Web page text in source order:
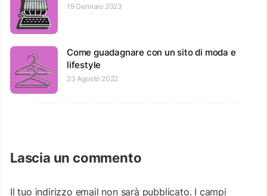
19 Gennaio 2023
Come guadagnare con un sito di moda e
lifestyle
23 Agosto 2022
Lascia un commento
Il tuo indirizzo email non sarà pubblicato. I campi